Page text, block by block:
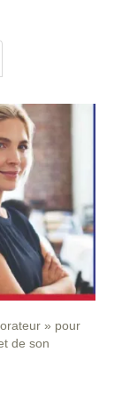
» pour
de son